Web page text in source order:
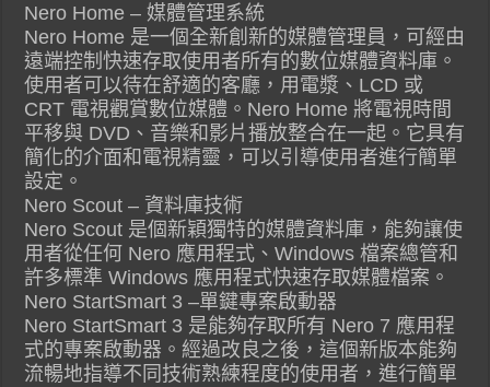
Nero Home – 媒體管理系統
Nero Home 是一個全新創新的媒體管理員，可經由
遠端控制快速存取使用者所有的數位媒體資料庫。
使用者可以待在舒適的客廳，用電漿、LCD 或
CRT 電視觀賞數位媒體。Nero Home 將電視時間
平移與 DVD、音樂和影片播放整合在一起。它具有
簡化的介面和電視精靈，可以引導使用者進行簡單
設定。
Nero Scout – 資料庫技術
Nero Scout 是個新穎獨特的媒體資料庫，能夠讓使
用者從任何 Nero 應用程式、Windows 檔案總管和
許多標準 Windows 應用程式快速存取媒體檔案。
Nero StartSmart 3 –單鍵專案啟動器
Nero StartSmart 3 是能夠存取所有 Nero 7 應用程
式的專案啟動器。經過改良之後，這個新版本能夠
流暢地指導不同技術熟練程度的使用者，進行簡單